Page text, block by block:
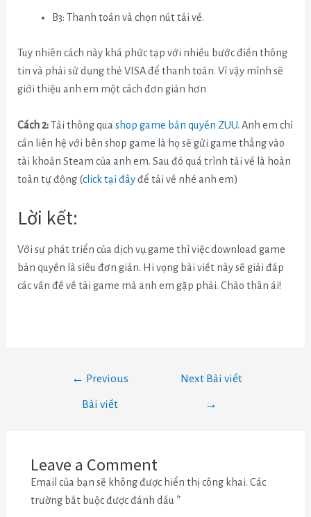
B3: Thanh toán và chọn nút tải về.
Tuy nhiên cách này khá phức tạp với nhiều bước điền thông
tin và phải sử dụng thẻ VISA để thanh toán. Vì vậy mình sẽ
giới thiệu anh em một cách đơn giản hơn
Cách 2:Tải thông quashop game bản quyền ZUU. Anh em chỉ
cần liên hệ với bên shop game là họ sẽ gửi game thẳng vào
tài khoản Steam của anh em. Sau đó quá trình tải về là hoàn
toàn tự động (click tại đâyđể tải về nhé anh em)
Lời kết:
Với sự phát triển của dịch vụ game thì việc download game
bản quyền là siêu đơn giản. Hi vọng bài viết này sẽ giải đáp
các vấn đề về tải game mà anh em gặp phải. Chào thân ái!
← Previous
Bài viết
Next Bài viết
→
Leave a Comment
Email của bạn sẽ không được hiển thị công khai. Các
trường bắt buộc được đánh dấu *